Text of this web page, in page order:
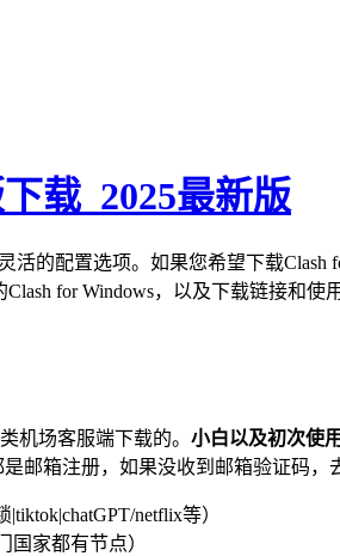
载_2025最新版
的配置选项。如果您希望下载Clash
for Windows，以及下载链接和使
机场客服端下载的。 小白以及初次使
邮箱注册，如果没收到邮箱验证码，
netflix等）
国家都有节点）